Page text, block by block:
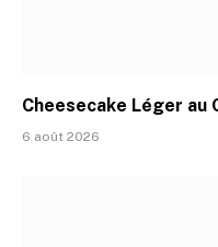
Cheesecake Léger au
6 août 2026